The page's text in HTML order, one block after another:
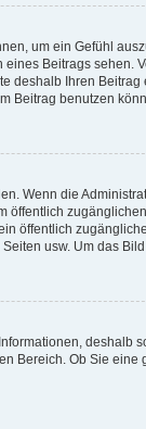
um ein Gefühl
Beitrags
deshalb Ihren
Beitrag benutzen
Wenn die
öffentlich
öffentlich
usw. Um das
deshalb
Bereich. Ob Sie